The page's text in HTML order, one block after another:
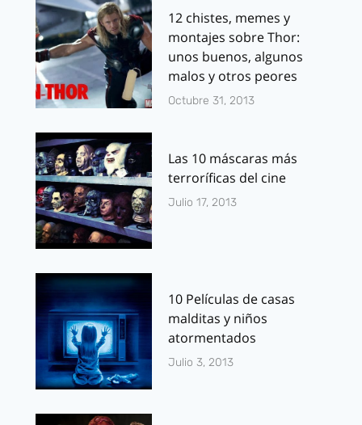
12 chistes, memes y
montajes sobre Thor:
unos buenos, algunos
malos y otros peores
Octubre 31, 2013
Las 10 máscaras más
terroríficas del cine
Julio 17, 2013
10 Películas de casas
malditas y niños
atormentados
Julio 3, 2013